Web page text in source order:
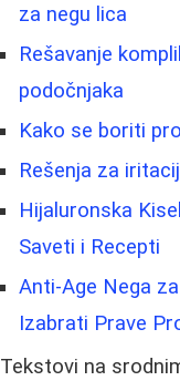
za negu lica
Rešavanje
podočnjaka
Kako se boriti
Rešenja za
Hijaluronska
Saveti i Recepti
Anti-Age Nega
Izabrati Prave
Tekstovi na